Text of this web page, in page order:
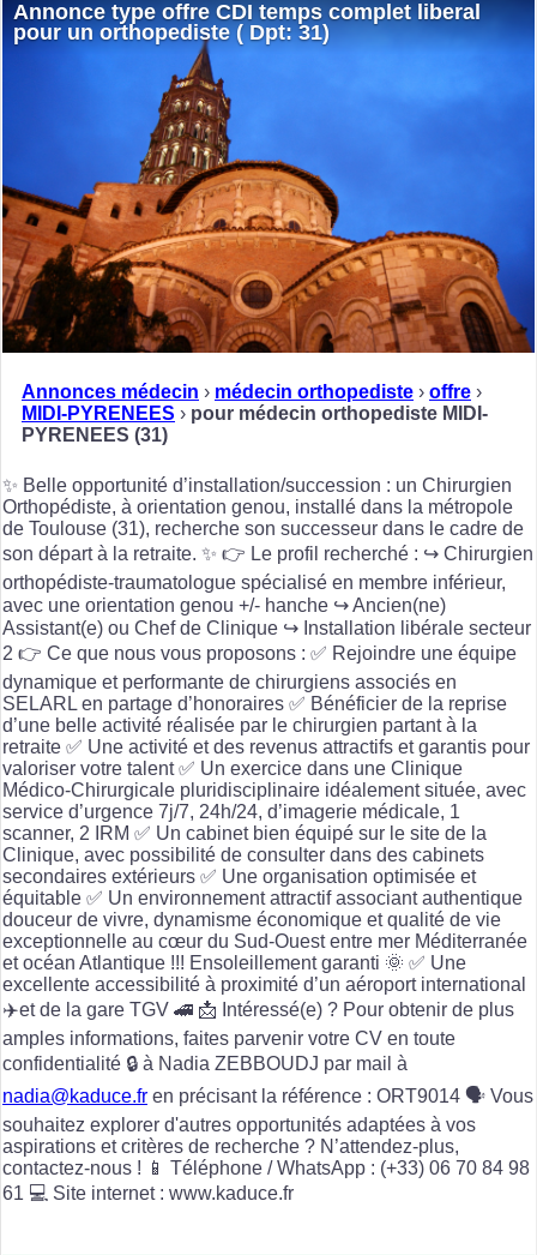
Annonce type offre CDI temps complet liberal
pour un orthopediste ( Dpt: 31)
Annonces médecin › médecin orthopediste › offre ›
MIDI-PYRENEES › pour médecin orthopediste MIDI-
PYRENEES (31)
✨ Belle opportunité d’installation/succession : un Chirurgien
Orthopédiste, à orientation genou, installé dans la métropole
de Toulouse (31), recherche son successeur dans le cadre de
son départ à la retraite. ✨ 👉 Le profil recherché : ↪️ Chirurgien
orthopédiste-traumatologue spécialisé en membre inférieur,
avec une orientation genou +/- hanche ↪️ Ancien(ne)
Assistant(e) ou Chef de Clinique ↪️ Installation libérale secteur
2 👉 Ce que nous vous proposons : ✅ Rejoindre une équipe
dynamique et performante de chirurgiens associés en
SELARL en partage d’honoraires ✅ Bénéficier de la reprise
d’une belle activité réalisée par le chirurgien partant à la
retraite ✅ Une activité et des revenus attractifs et garantis pour
valoriser votre talent ✅ Un exercice dans une Clinique
Médico-Chirurgicale pluridisciplinaire idéalement située, avec
service d’urgence 7j/7, 24h/24, d’imagerie médicale, 1
scanner, 2 IRM ✅ Un cabinet bien équipé sur le site de la
Clinique, avec possibilité de consulter dans des cabinets
secondaires extérieurs ✅ Une organisation optimisée et
équitable ✅ Un environnement attractif associant authentique
douceur de vivre, dynamisme économique et qualité de vie
exceptionnelle au cœur du Sud-Ouest entre mer Méditerranée
et océan Atlantique !!! Ensoleillement garanti 🌞 ✅ Une
excellente accessibilité à proximité d’un aéroport international
✈️et de la gare TGV 🚄 📩 Intéressé(e) ? Pour obtenir de plus
amples informations, faites parvenir votre CV en toute
confidentialité 🔒 à Nadia ZEBBOUDJ par mail à
nadia@kaduce.fr en précisant la référence : ORT9014 🗣️ Vous
souhaitez explorer d'autres opportunités adaptées à vos
aspirations et critères de recherche ? N’attendez-plus,
contactez-nous ! 📱 Téléphone / WhatsApp : (+33) 06 70 84 98
61 💻 Site internet : www.kaduce.fr